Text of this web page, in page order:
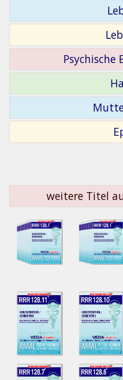
Psychische
weitere Titel